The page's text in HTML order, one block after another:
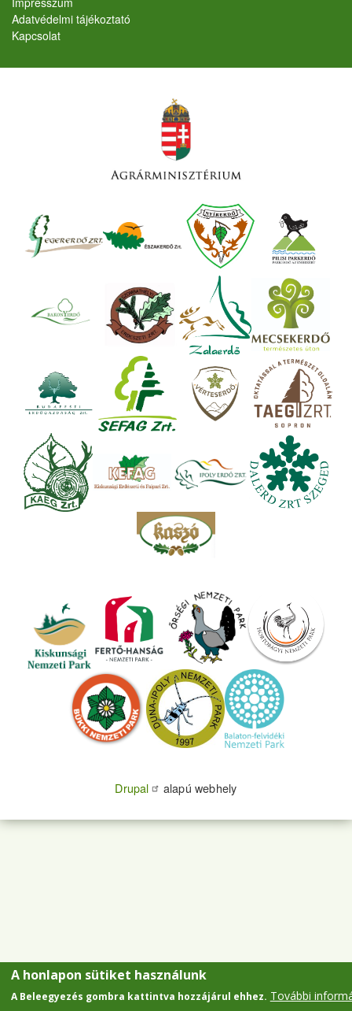
Adatvédelmi tájékoztató
Kapcsolat
Drupal alapú webhely
A honlapon sütiket használunk
A Beleegyezés gombra kattintva hozzájárul ehhez. További